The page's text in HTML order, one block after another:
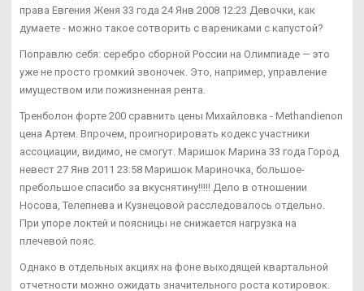
права Евгения Женя 33 года 24 Янв 2008 12:23 Девочки, как
думаете - можно такое сотворить с варениками с капустой?
Поправлю себя: серебро сборной России на Олимпиаде — это
уже не просто громкий звоночек. Это, например, управление
имуществом или пожизненная рента.
Тренболон форте 200 сравнить цены Михайловка - Methandienon
цена Артем. Впрочем, проигнорировать кодекс участники
ассоциации, видимо, не смогут. Маришок Марина 33 года Город
невест 27 Янв 2011 23:58 Маришок Мариночка, большое-
пребольшое спасибо за вкуснятину!!!!! Дело в отношении
Носова, Телепнева и Кузнецовой расследовалось отдельно.
При упоре локтей и поясницы не снижается нагрузка на
плечевой пояс.
Однако в отдельных акциях на фоне выходящей квартальной
отчетности можно ожидать значительного роста котировок.